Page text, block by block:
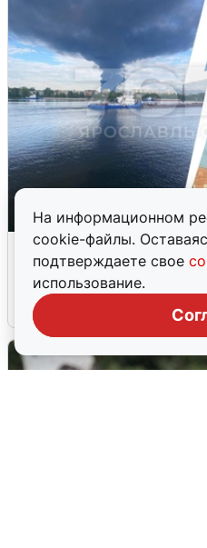
На информационном
cookie-файлы.
подтверждаете свое
использование.
Ночная атака
попадания и
6 августа